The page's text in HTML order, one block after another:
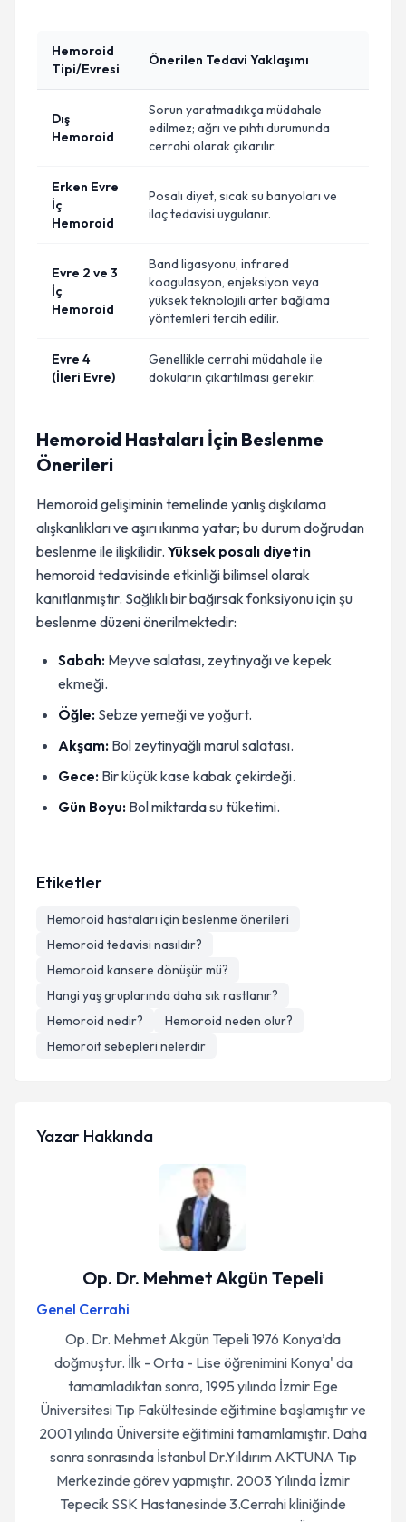
Hemoroid
Tipi/Evresi
Önerilen Tedavi Yaklaşımı
Dış
Hemoroid
Sorun yaratmadıkça müdahale
edilmez; ağrı ve pıhtı durumunda
cerrahi olarak çıkarılır.
Erken Evre
İç
Hemoroid
Posalı diyet, sıcak su banyoları ve
ilaç tedavisi uygulanır.
Evre 2 ve 3
İç
Hemoroid
Band ligasyonu, infrared
koagulasyon, enjeksiyon veya
yüksek teknolojili arter bağlama
yöntemleri tercih edilir.
Evre 4
(İleri Evre)
Genellikle cerrahi müdahale ile
dokuların çıkartılması gerekir.
Hemoroid Hastaları İçin Beslenme
Önerileri
Hemoroid gelişiminin temelinde yanlış dışkılama
alışkanlıkları ve aşırı ıkınma yatar; bu durum doğrudan
beslenme ile ilişkilidir. Yüksek posalı diyetin
hemoroid tedavisinde etkinliği bilimsel olarak
kanıtlanmıştır. Sağlıklı bir bağırsak fonksiyonu için şu
beslenme düzeni önerilmektedir:
Sabah: Meyve salatası, zeytinyağı ve kepek
ekmeği.
Öğle: Sebze yemeği ve yoğurt.
Akşam: Bol zeytinyağlı marul salatası.
Gece: Bir küçük kase kabak çekirdeği.
Gün Boyu: Bol miktarda su tüketimi.
Etiketler
Hemoroid hastaları için beslenme önerileri
Hemoroid tedavisi nasıldır?
Hemoroid kansere dönüşür mü?
Hangi yaş gruplarında daha sık rastlanır?
Hemoroid nedir?
Hemoroid neden olur?
Hemoroit sebepleri nelerdir
Yazar Hakkında
Op. Dr. Mehmet Akgün Tepeli
Genel Cerrahi
Op. Dr. Mehmet Akgün Tepeli 1976 Konya’da
doğmuştur. İlk - Orta - Lise öğrenimini Konya' da
tamamladıktan sonra, 1995 yılında İzmir Ege
Üniversitesi Tıp Fakültesinde eğitimine başlamıştır ve
2001 yılında Üniversite eğitimini tamamlamıştır. Daha
sonra sonrasında İstanbul Dr.Yıldırım AKTUNA Tıp
Merkezinde görev yapmıştır. 2003 Yılında İzmir
Tepecik SSK Hastanesinde 3.Cerrahi kliniğinde